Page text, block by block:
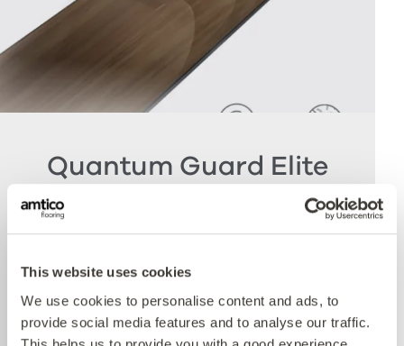
This website uses cookies
We use cookies to personalise content and ads, to
provide social media features and to analyse our traffic.
Quantum Guard Elite
performances multiples est le traitement
d'uréthane Quantum Guard incorporant une
technologie antibactérienne. Quantum Guard